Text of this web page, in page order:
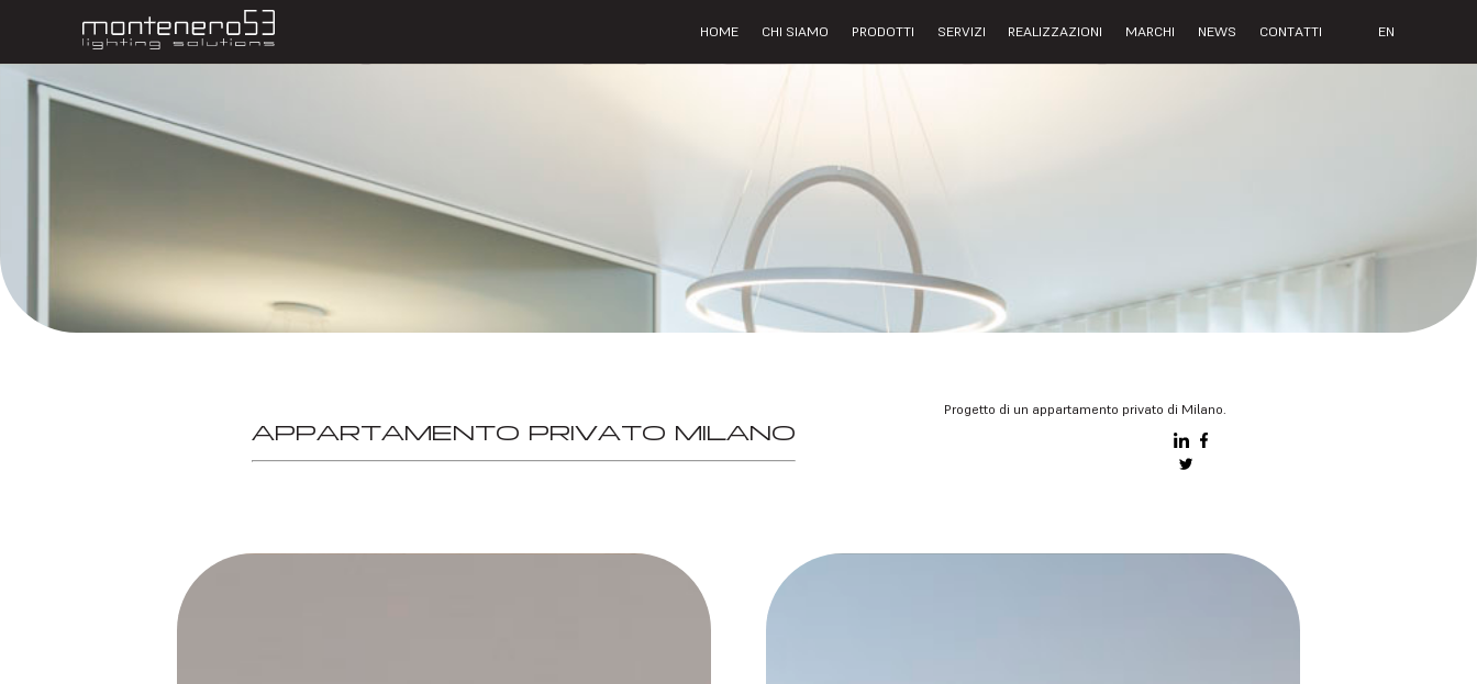
HOME CHI SIAMO PRODOTTI SERVIZI REALIZZAZIONI MARCHI NEWS CONTATTI EN
APPARTAMENTO PRIVATO MILANO
Progetto di un appartamento privato di Milano.